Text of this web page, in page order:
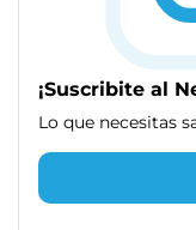
¡Suscribite al
Lo que necesitas